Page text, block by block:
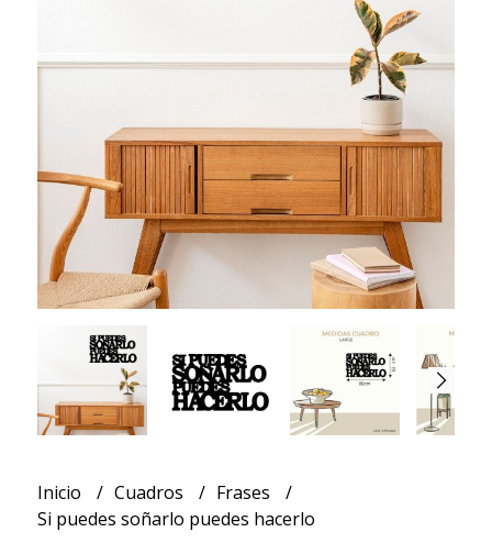
Inicio Cuadros
Frases
Si puedes soñarlo puedes hacerlo